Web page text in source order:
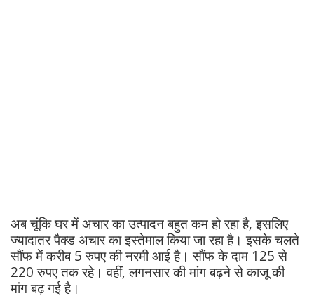
अब चूंकि घर में अचार का उत्पादन बहुत कम हो रहा है, इसलिए
ज्यादातर पैक्ड अचार का इस्तेमाल किया जा रहा है। इसके चलते
सौंफ में करीब 5 रुपए की नरमी आई है। सौंफ के दाम 125 से
220 रुपए तक रहे। वहीं, लगनसार की मांग बढ़ने से काजू की
मांग बढ़ गई है।